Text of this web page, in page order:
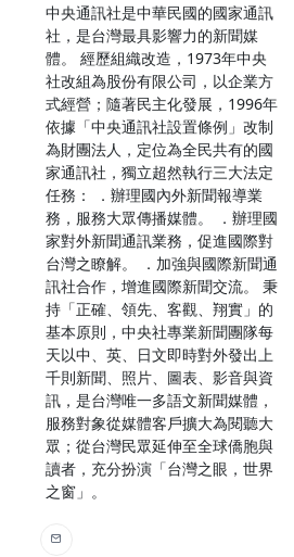
中央通訊社是中華民國的國家通訊
社，是台灣最具影響力的新聞媒
體。 經歷組織改造，1973年中央
社改組為股份有限公司，以企業方
式經營；隨著民主化發展，1996年
依據「中央通訊社設置條例」改制
為財團法人，定位為全民共有的國
家通訊社，獨立超然執行三大法定
任務： ．辦理國內外新聞報導業
務，服務大眾傳播媒體。 ．辦理國
家對外新聞通訊業務，促進國際對
台灣之瞭解。 ．加強與國際新聞通
訊社合作，增進國際新聞交流。 秉
持「正確、領先、客觀、翔實」的
基本原則，中央社專業新聞團隊每
天以中、英、日文即時對外發出上
千則新聞、照片、圖表、影音與資
訊，是台灣唯一多語文新聞媒體，
服務對象從媒體客戶擴大為閱聽大
眾；從台灣民眾延伸至全球僑胞與
讀者，充分扮演「台灣之眼，世界
之窗」。